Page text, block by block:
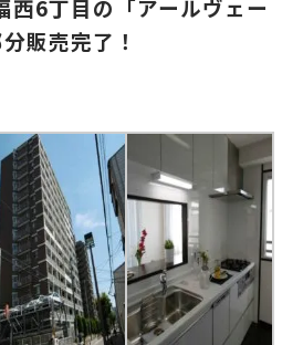
西6丁目の「アールヴェー
販売完了！